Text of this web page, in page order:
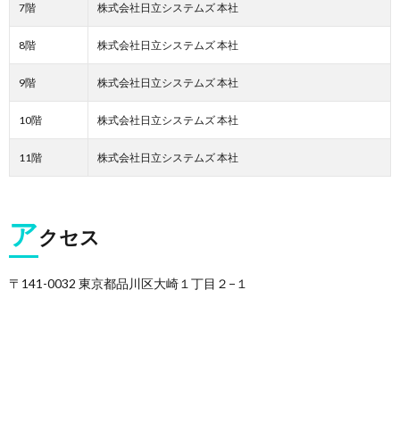
7階 株式会社日立システムズ 本社
8階 株式会社日立システムズ 本社
9階 株式会社日立システムズ 本社
10階 株式会社日立システムズ 本社
11階 株式会社日立システムズ 本社
アクセス
〒141-0032 東京都品川区大崎１丁目２−１